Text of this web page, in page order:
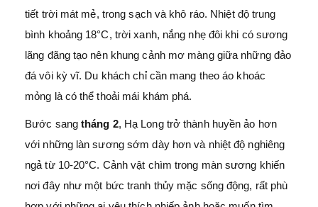
tiết trời mát mẻ, trong sạch và khô ráo. Nhiệt độ trung
bình khoảng 18°C, trời xanh, nắng nhẹ đôi khi có sương
lãng đãng tạo nên khung cảnh mơ màng giữa những đảo
đá vôi kỳ vĩ. Du khách chỉ cần mang theo áo khoác
mỏng là có thể thoải mái khám phá.
Bước sang tháng 2, Hạ Long trở thành huyền ảo hơn
với những làn sương sớm dày hơn và nhiệt độ nghiêng
ngả từ 10-20°C. Cảnh vật chìm trong màn sương khiến
nơi đây như một bức tranh thủy mặc sống động, rất phù